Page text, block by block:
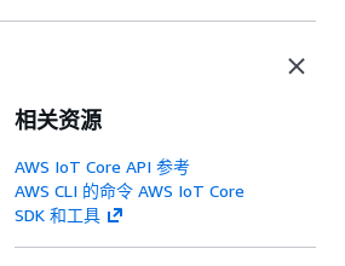
相关资源
AWS IoT Core API 参考
AWS CLI 的命令 AWS IoT Core
SDK 和工具